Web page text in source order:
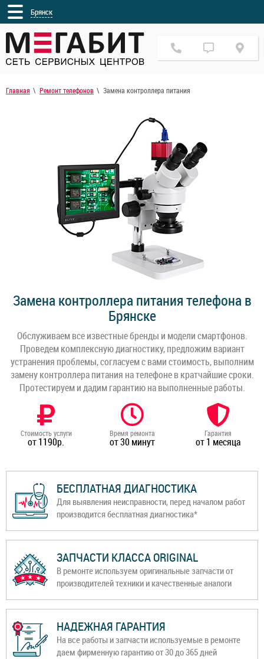
Брянск
Главная Ремонт телефонов Замена контроллера питания
Замена контроллера питания телефона в
Брянске
Обслуживаем все известные бренды и модели смартфонов.
Проведем комплексную диагностику, предложим вариант
устранения проблемы, согласуем с вами стоимость, выполним
замену контроллера питания на телефоне в кратчайшие сроки.
Протестируем и дадим гарантию на выполненные работы.
Стоимость услуги
от 1190р.
Время ремонта
от 30 минут
Гарантия
от 1 месяца
БЕСПЛАТНАЯ ДИАГНОСТИКА
Для выявления неисправности, перед началом работ
производится бесплатная диагностика*
ЗАПЧАСТИ КЛАССА ORIGINAL
В ремонте используем оригинальные запчасти от
производителей техники и качественные аналоги
НАДЕЖНАЯ ГАРАНТИЯ
На все работы и запчасти используемые в ремонте
даем фирменную гарантию от 30 до 365 дней